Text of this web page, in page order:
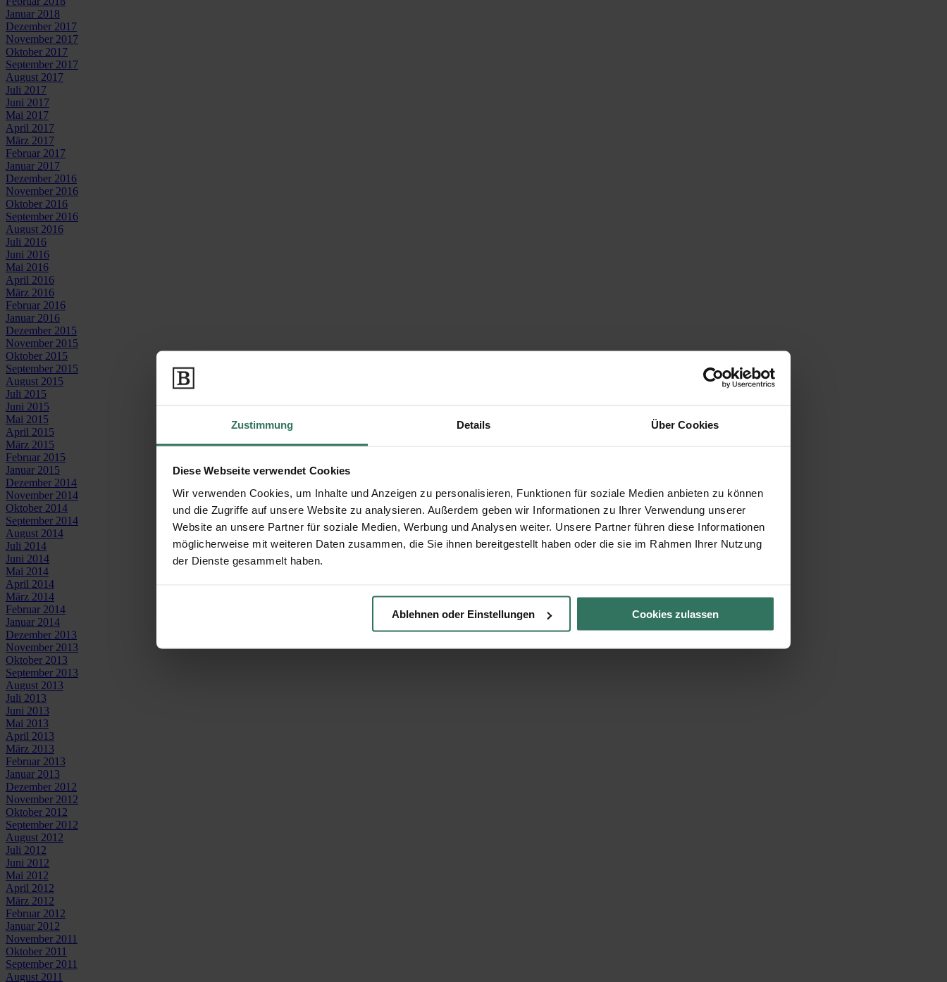
Zustimmung Details Über Cookies
Diese Webseite verwendet Cookies
Wir verwenden Cookies, um Inhalte und Anzeigen zu personalisieren, Funktionen für soziale Medien anbieten zu können
und die Zugriffe auf unsere Website zu analysieren. Außerdem geben wir Informationen zu Ihrer Verwendung unserer
Website an unsere Partner für soziale Medien, Werbung und Analysen weiter. Unsere Partner führen diese Informationen
möglicherweise mit weiteren Daten zusammen, die Sie ihnen bereitgestellt haben oder die sie im Rahmen Ihrer Nutzung
der Dienste gesammelt haben.
Ablehnen oder Einstellungen Cookies zulassen
Januar 2018
Dezember 2017
November 2017
Oktober 2017
September 2017
August 2017
Juli 2017
Juni 2017
Mai 2017
April 2017
März 2017
Februar 2017
Januar 2017
Dezember 2016
November 2016
Oktober 2016
September 2016
August 2016
Juli 2016
Juni 2016
Mai 2016
April 2016
März 2016
Februar 2016
Januar 2016
Dezember 2015
November 2015
Oktober 2015
September 2015
August 2015
Juli 2015
Juni 2015
Mai 2015
April 2015
März 2015
Februar 2015
Januar 2015
Dezember 2014
November 2014
Oktober 2014
September 2014
August 2014
Juli 2014
Juni 2014
Mai 2014
April 2014
März 2014
Februar 2014
Januar 2014
Dezember 2013
November 2013
Oktober 2013
September 2013
August 2013
Juli 2013
Juni 2013
Mai 2013
April 2013
März 2013
Februar 2013
Januar 2013
Dezember 2012
November 2012
Oktober 2012
September 2012
August 2012
Juli 2012
Juni 2012
Mai 2012
April 2012
März 2012
Februar 2012
Januar 2012
November 2011
Oktober 2011
September 2011
August 2011